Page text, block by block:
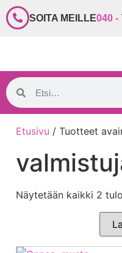
SOITA MEILLE040 -
Etusivu / Tuotteet
Näytetään kaikki 2